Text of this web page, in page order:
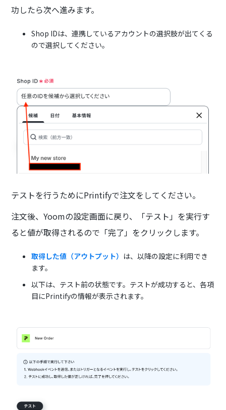
功したら次へ進みます。
Shop IDは、連携しているアカウントの選択肢が出てくる
ので選択してください。
テストを行うためにPrintifyで注文をしてください。
注文後、Yoomの設定画面に戻り、「テスト」を実行す
ると値が取得されるので「完了」をクリックします。
取得した値（アウトプット） は、以降の設定に利用でき
ます。
以下は、テスト前の状態です。テストが成功すると、各項
目にPrintifyの情報が表示されます。